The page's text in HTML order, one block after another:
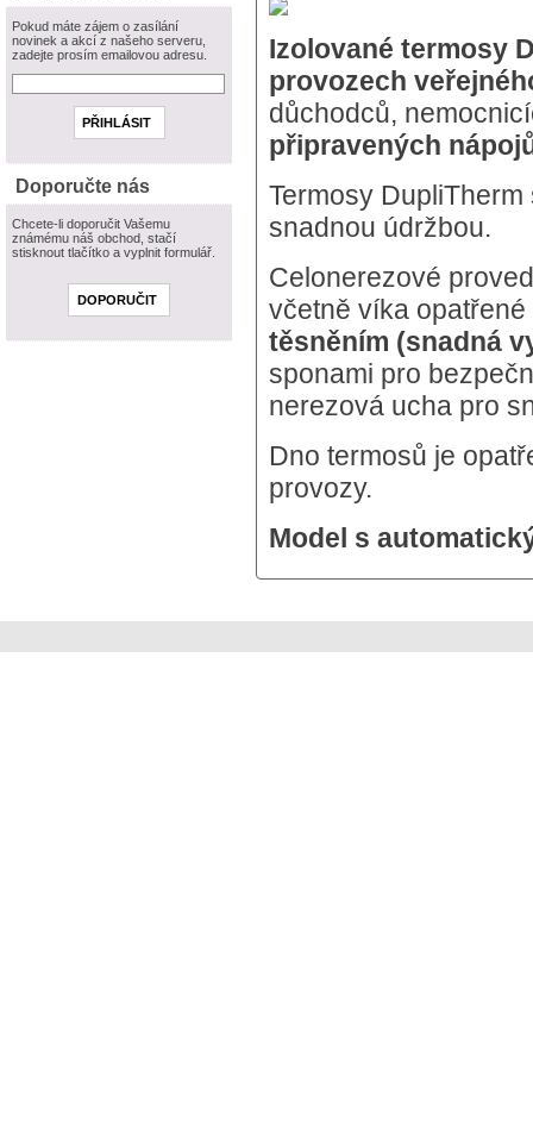
Izolované termosy
provozech
důchodců,
připravených
Termosy
snadnou údržbou.
Celonerezové
včetně víka
těsněním (snadná
sponami pro
nerezová ucha pro
Dno termosů je
provozy.
Model s
Pokud máte zájem o zasílání
novinek a akcí z našeho serveru,
zadejte prosím emailovou adresu.
Doporučte nás
Chcete-li doporučit Vašemu
známému náš obchod, stačí
stisknout tlačítko a vyplnit formulář.